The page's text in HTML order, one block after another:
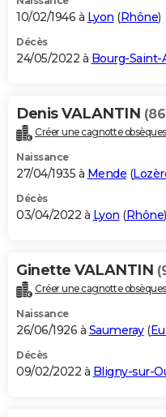
10/02/1946 à Lyon (Rhône)
Décès
24/05/2022 à Bourg-Saint-
Denis VALANTIN
Créer une cagnotte obsèques
Naissance
27/04/1935 à Mende (
Décès
03/04/2022 à Lyon (Rhône)
Ginette VALANTIN
Créer une cagnotte obsèques
Naissance
26/06/1926 à Saumeray(
Décès
09/02/2022 à Bligny-sur-